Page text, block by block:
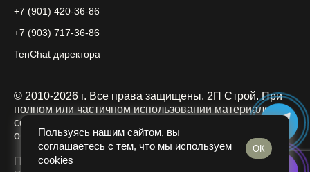
+7 (901) 420-36-86
+7 (903) 717-36-86
TenChat директора
© 2010-2026 г. Все права защищены. 2П Строй.При
полном или частичном использовании материалов
ссылка на официальный сайт dvapstroi.ru
обязательна.
Политика конфиденциальности
Пользуясь нашим сайтом, вы
соглашаетесь с тем, что мы используем
cookies
ОК